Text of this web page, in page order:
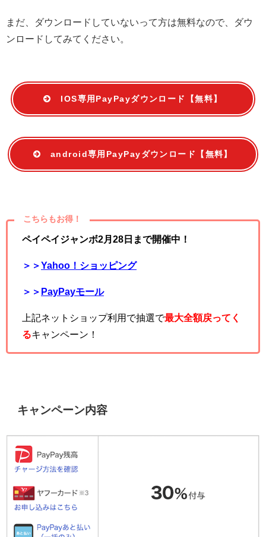
まだ、ダウンロードしていないって方は無料なので、ダウ
ンロードしてみてください。
IOS専用PayPayダウンロード【無料】
android専用PayPayダウンロード【無料】
こちらもお得！
ペイペイジャンボ2月28日まで開催中！
＞＞Yahoo！ショッピング
＞＞ PayPayモール
上記ネットショップ利用で抽選で最大全額戻ってく
るキャンペーン！
キャンペーン内容